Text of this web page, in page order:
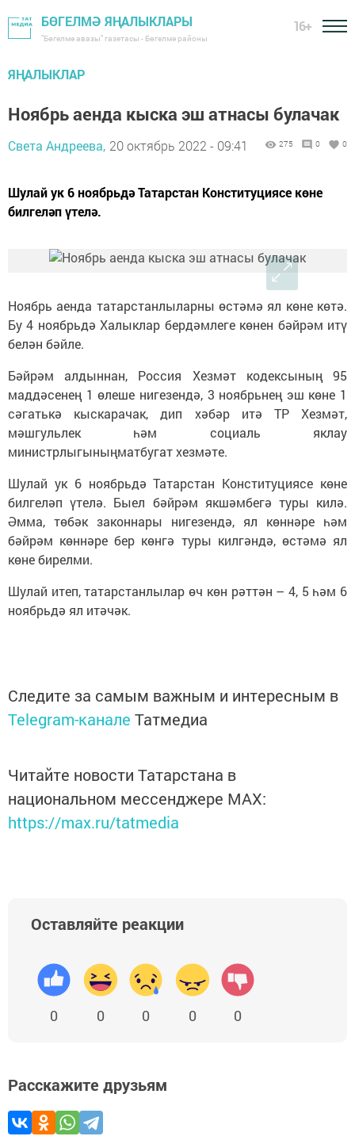
БӨГЕЛМӘ ЯҢАЛЫКЛАРЫ
"Бөгелмә авазы" газетасы - Бөгелмә районы
16+
ЯҢАЛЫКЛАР
Ноябрь аенда кыска эш атнасы булачак
Света Андреева, 20 октябрь 2022 - 09:41 275 0 0
Шулай ук 6 ноябрьдә Татарстан Конституциясе көне
билгеләп үтелә.
Ноябрь аенда татарстанлыларны өстәмә ял көне көтә.
Бу 4 ноябрьдә Халыклар бердәмлеге көнен бәйрәм итү
белән бәйле.
Бәйрәм алдыннан, Россия Хезмәт кодексының 95
маддәсенең 1 өлеше нигезендә, 3 ноябрьнең эш көне 1
сәгатькә кыскарачак, дип хәбәр итә ТР Хезмәт,
мәшгульлек һәм социаль яклау
министрлыгыныңматбугат хезмәте.
Шулай ук 6 ноябрьдә Татарстан Конституциясе көне
билгеләп үтелә. Быел бәйрәм якшәмбегә туры килә.
Әмма, төбәк законнары нигезендә, ял көннәре һәм
бәйрәм көннәре бер көнгә туры килгәндә, өстәмә ял
көне бирелми.
Шулай итеп, татарстанлылар өч көн рәттән – 4, 5 һәм 6
ноябрьдә ял итәчәк.
Следите за самым важным и интересным в
Telegram-канале Татмедиа
Читайте новости Татарстана в
национальном мессенджере MАХ:
https://max.ru/tatmedia
Оставляйте реакции
0 0 0 0 0
Расскажите друзьям